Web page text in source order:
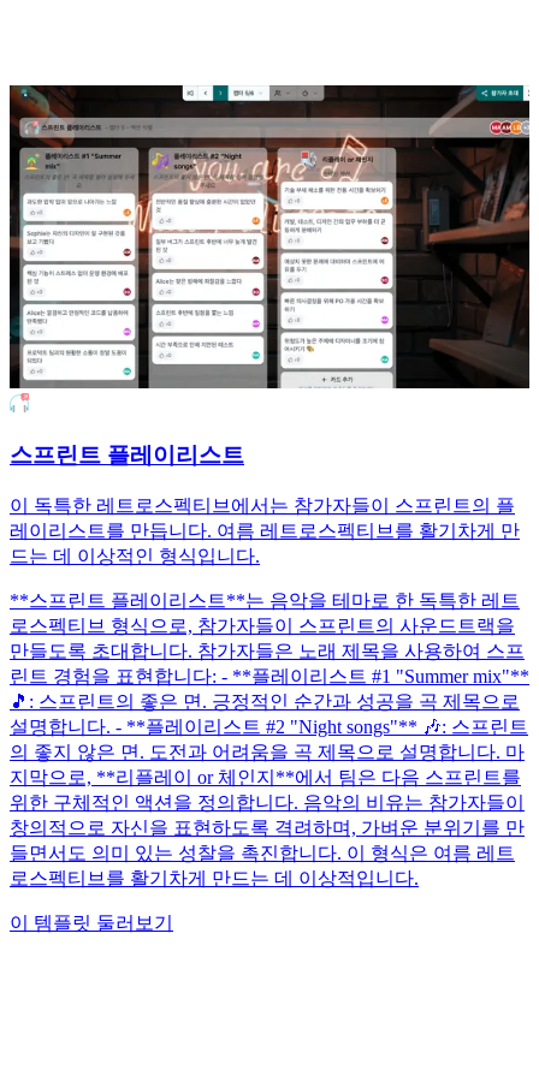
스프린트 플레이리스트
이 독특한 레트로스펙티브에서는 참가자들이 스프린트의 플
레이리스트를 만듭니다. 여름 레트로스펙티브를 활기차게 만
드는 데 이상적인 형식입니다.
**스프린트 플레이리스트**는 음악을 테마로 한 독특한 레트
로스펙티브 형식으로, 참가자들이 스프린트의 사운드트랙을
만들도록 초대합니다. 참가자들은 노래 제목을 사용하여 스프
린트 경험을 표현합니다: - **플레이리스트 #1 "Summer mix"**
🎵: 스프린트의 좋은 면. 긍정적인 순간과 성공을 곡 제목으로
설명합니다. - **플레이리스트 #2 "Night songs"** 🎶: 스프린트
의 좋지 않은 면. 도전과 어려움을 곡 제목으로 설명합니다. 마
지막으로, **리플레이 or 체인지**에서 팀은 다음 스프린트를
위한 구체적인 액션을 정의합니다. 음악의 비유는 참가자들이
창의적으로 자신을 표현하도록 격려하며, 가벼운 분위기를 만
들면서도 의미 있는 성찰을 촉진합니다. 이 형식은 여름 레트
로스펙티브를 활기차게 만드는 데 이상적입니다.
이 템플릿 둘러보기